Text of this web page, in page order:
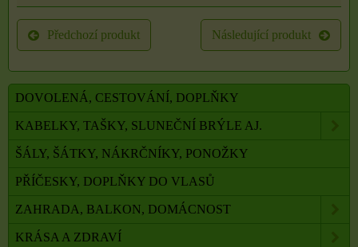
Předchozí produkt Následující produkt
DOVOLENÁ, CESTOVÁNÍ, DOPLŇKY
KABELKY, TAŠKY, SLUNEČNÍ BRÝLE AJ.
ŠÁLY, ŠÁTKY, NÁKRČNÍKY, PONOŽKY
PŘÍČESKY, DOPLŇKY DO VLASŮ
ZAHRADA, BALKON, DOMÁCNOST
KRÁSA A ZDRAVÍ